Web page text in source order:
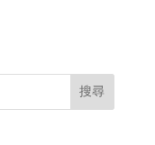
搜尋